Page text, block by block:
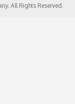
All Rights Reserved.